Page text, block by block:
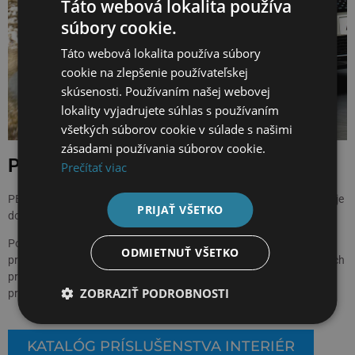
PRÍSLUŠENSTVO
PONUKA ORIGINÁLNYCH DOPLNKOV
PEUGEOT pre vás vytvoril a vybral širokú škálu príslušenstva, ktoré je
dokonale prispôsobené vášmu vozidlu.
Ponuku príslušenstva PEUGEOT si môžete prezrieť v katalógoch
príslušenstva jednotlivých modelov alebo v univerzálnych katalógoch
pre exteriér & interiér modelov Peugeot a zakúpiť u autorizovaných
predajcov PEUGEOT.
KATALÓG PRÍSLUŠENSTVA INTERIÉR
Táto webová lokalita používa
súbory cookie.
Táto webová lokalita používa súbory
cookie na zlepšenie používateľskej
skúsenosti. Používaním našej webovej
lokality vyjadrujete súhlas s používaním
všetkých súborov cookie v súlade s našimi
zásadami používania súborov cookie.
Prečítať viac
PRIJAŤ VŠETKO
ODMIETNUŤ VŠETKO
ZOBRAZIŤ PODROBNOSTI